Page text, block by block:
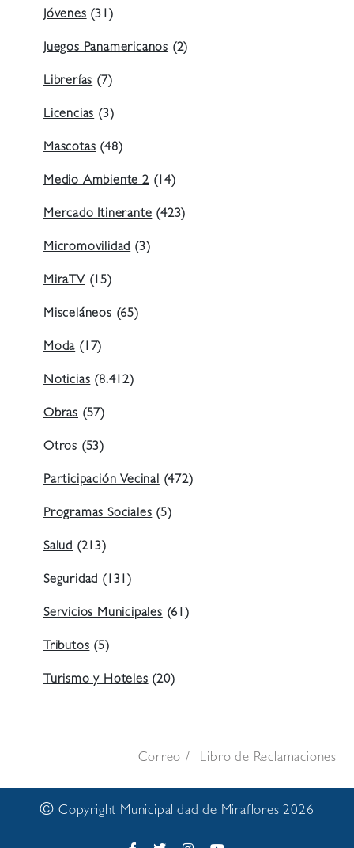
Jóvenes (31)
Juegos Panamericanos (2)
Librerías (7)
Licencias (3)
Mascotas (48)
Medio Ambiente 2(14)
Mercado Itinerante (423)
Micromovilidad (3)
MiraTV (15)
Misceláneos (65)
Moda (17)
Noticias (8.412)
Obras (57)
Otros (53)
Participación Vecinal (472)
Programas Sociales (5)
Salud (213)
Seguridad (131)
Servicios Municipales (61)
Tributos (5)
Turismo y Hoteles (20)
Correo Libro de Reclamaciones
© Copyright Municipalidad de Miraflores 2026